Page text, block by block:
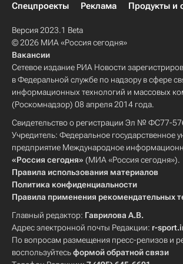
Спецпроекты
Реклама Продукты и
Версия 2023.1 Beta
© 2026 МИА «Россия сегодня»
Вакансии
Сетевое издание РИА Новости
в Федеральной службе по надзору в сфере
информационных технологий и массовых
(Роскомнадзор) 08 апреля 2014 года.
Свидетельство о регистрации Эл № ФС77-
Учредитель: Федеральное государственное
предприятие Международное
«Россия сегодня» (МИА «Россия сегодня»).
Правила использования материалов
Политика конфиденциальности
Правила применения рекомендательных
Главный редактор: Гаврилова А.В.
Адрес электронной почты Редакции: r-
По вопросам размещения пресс-релизов и
воспользуйтесьформой обратной связи